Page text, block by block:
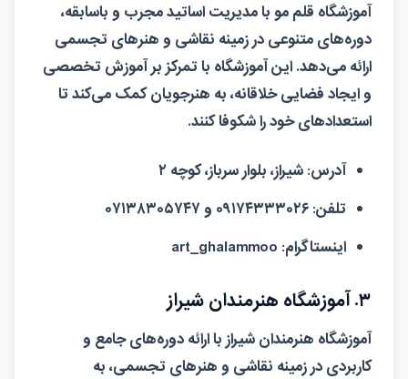
آموزشگاه قلم مو با مدیریت اساتید مجرب و باسابقه،
دوره‌های متنوعی در زمینه نقاشی و هنرهای تجسمی
ارائه می‌دهد. این آموزشگاه با تمرکز بر آموزش تخصصی
و ایجاد فضایی خلاقانه، به هنرجویان کمک می‌کند تا
استعدادهای خود را شکوفا کنند.
آدرس: شیراز، بلوار سرباز، کوچه ۲
تلفن:
اینستاگرام:
۳. آموزشگاه هنرمندان شیراز
آموزشگاه هنرمندان شیراز با ارائه دوره‌های جامع و
کاربردی در زمینه نقاشی و هنرهای تجسمی، به